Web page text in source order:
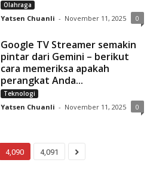
Olahraga
Yatsen Chuanli - November 11, 2025 0
Google TV Streamer semakin
pintar dari Gemini – berikut
cara memeriksa apakah
perangkat Anda...
Teknologi
Yatsen Chuanli - November 11, 2025 0
4,090 4,091